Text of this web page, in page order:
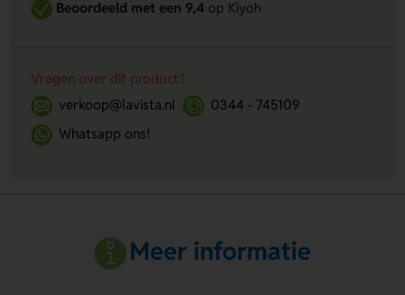
Beoordeeld met een 9,4op Kiyoh
Vragen over dit product?
verkoop@lavista.nl
0344 - 745109
Whatsapp ons!
Meer informatie